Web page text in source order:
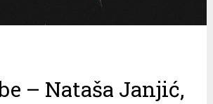
– Nataša Janjić,